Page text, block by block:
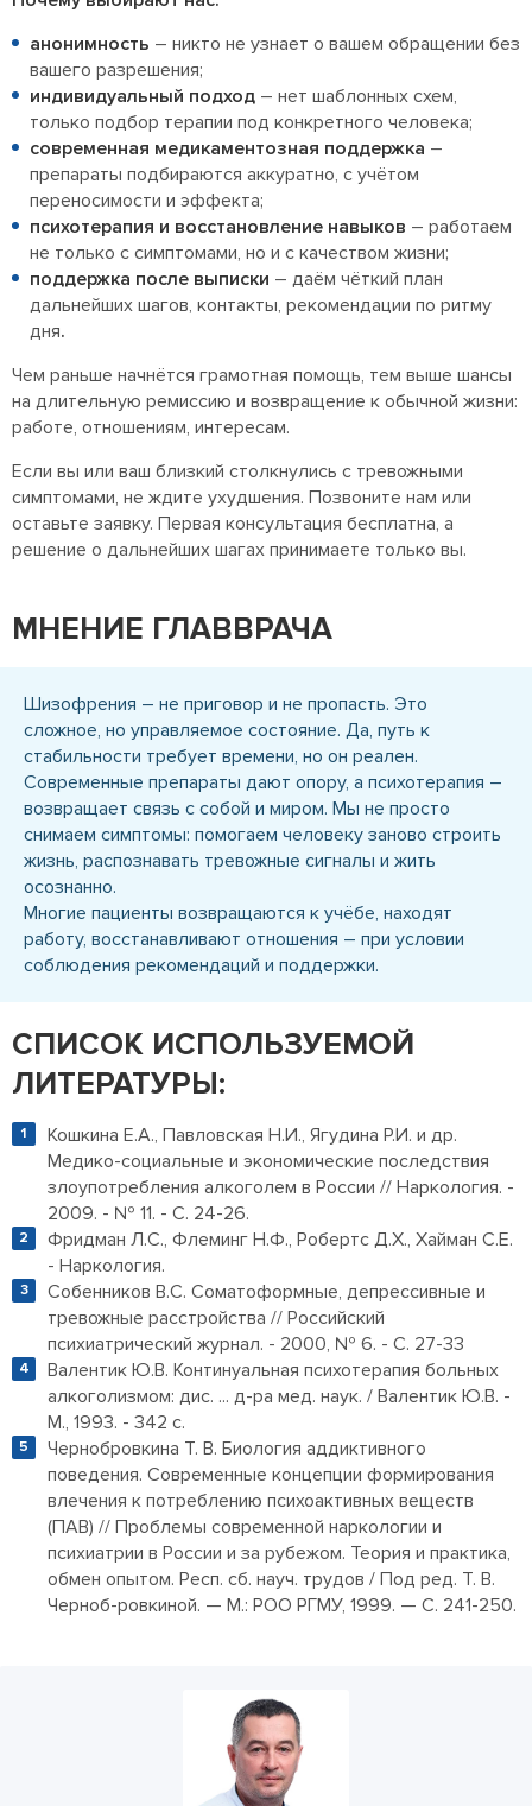
анонимность – никто не узнает о вашем обращении без
вашего разрешения;
индивидуальный подход – нет шаблонных схем,
только подбор терапии под конкретного человека;
современная медикаментозная поддержка –
препараты подбираются аккуратно, с учётом
переносимости и эффекта;
психотерапия и восстановление навыков – работаем
не только с симптомами, но и с качеством жизни;
поддержка после выписки – даём чёткий план
дальнейших шагов, контакты, рекомендации по ритму
дня.
Чем раньше начнётся грамотная помощь, тем выше шансы
на длительную ремиссию и возвращение к обычной жизни:
работе, отношениям, интересам.
Если вы или ваш близкий столкнулись с тревожными
симптомами, не ждите ухудшения. Позвоните нам или
оставьте заявку. Первая консультация бесплатна, а
решение о дальнейших шагах принимаете только вы.
МНЕНИЕ ГЛАВВРАЧА
Шизофрения – не приговор и не пропасть. Это
сложное, но управляемое состояние. Да, путь к
стабильности требует времени, но он реален.
Современные препараты дают опору, а психотерапия –
возвращает связь с собой и миром. Мы не просто
снимаем симптомы: помогаем человеку заново строить
жизнь, распознавать тревожные сигналы и жить
осознанно.
Многие пациенты возвращаются к учёбе, находят
работу, восстанавливают отношения – при условии
соблюдения рекомендаций и поддержки.
СПИСОК ИСПОЛЬЗУЕМОЙ
ЛИТЕРАТУРЫ:
Кошкина Е.А., Павловская Н.И., Ягудина Р.И. и др.
Медико-социальные и экономические последствия
злоупотребления алкоголем в России // Наркология. -
2009. - № 11. - С. 24-26.
Фридман Л.С., Флеминг Н.Ф., Робертс Д.Х., Хайман С.Е.
- Наркология.
Собенников В.С. Соматоформные, депрессивные и
тревожные расстройства // Российский
психиатрический журнал. - 2000, № 6. - С. 27-33
Валентик Ю.В. Континуальная психотерапия больных
алкоголизмом: дис. ... д-ра мед. наук. / Валентик Ю.В. -
М., 1993. - 342 с.
Чернобровкина Т. В. Биология аддиктивного
поведения. Современные концепции формирования
влечения к потреблению психоактивных веществ
(ПАВ) // Проблемы современной наркологии и
психиатрии в России и за рубежом. Теория и практика,
обмен опытом. Респ. сб. науч. трудов / Под ред. Т. В.
Черноб-ровкиной. — М.: РОО РГМУ, 1999. — С. 241-250.